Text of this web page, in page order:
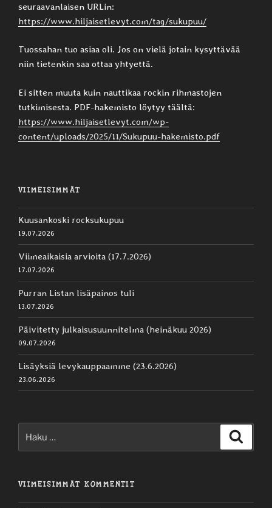
seuraavanlaisen URLin:
https://www.hiljaisetlevyt.com/tag/sukupuu/
Tuossahan tuo asiaa oli. Jos on vielä jotain kysyttävää
niin tietenkin saa ottaa yhtyettä.
Ei sitten muuta kuin nauttikaa rockin rihmastojen
tutkimisesta. PDF-hakemisto löytyy täältä:
https://www.hiljaisetlevyt.com/wp-
content/uploads/2025/11/Sukupuu-hakemisto.pdf
VIIMEISIMMÄT
Kuusankoski rocksukupuu
19.07.2026
Viimeaikaisia arvioita (17.7.2026)
17.07.2026
Purran Listan lisäpainos tuli
13.07.2026
Päivitetty julkaisusuunnitelma (heinäkuu 2026)
09.07.2026
Lisäyksiä levykauppaamme (23.6.2026)
23.06.2026
VIIMEISIMMÄT KOMMENTIT